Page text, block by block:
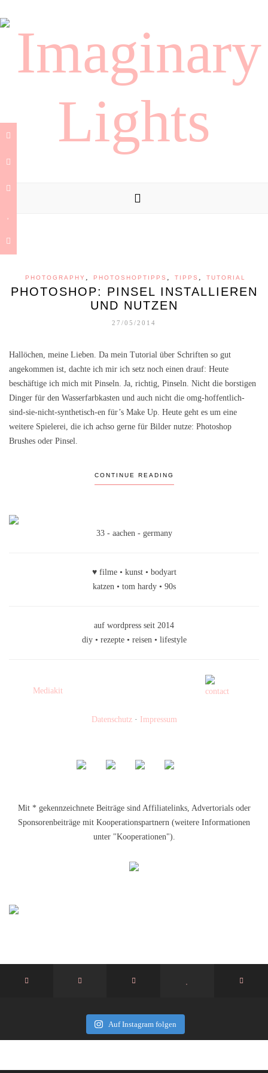
PHOTOGRAPHY , PHOTOSHOPTIPPS , TIPPS , TUTORIAL
PHOTOSHOP: PINSEL INSTALLIEREN
UND NUTZEN
27/05/2014
Hallöchen, meine Lieben. Da mein Tutorial über Schriften so gut
angekommen ist, dachte ich mir ich setz noch einen drauf: Heute
beschäftige ich mich mit Pinseln. Ja, richtig, Pinseln. Nicht die borstigen
Dinger für den Wasserfarbkasten und auch nicht die omg-hoffentlich-
sind-sie-nicht-synthetisch-en für’s Make Up. Heute geht es um eine
weitere Spielerei, die ich achso gerne für Bilder nutze: Photoshop
Brushes oder Pinsel.
CONTINUE READING
33 - aachen - germany
♥ filme • kunst • bodyart
katzen • tom hardy • 90s
auf wordpress seit 2014
diy • rezepte • reisen • lifestyle
Mediakit
Datenschutz· Impressum
Mit * gekennzeichnete Beiträge sind Affiliatelinks, Advertorials oder
Sponsorenbeiträge mit Kooperationspartnern (weitere Informationen
unter "Kooperationen").
Auf Instagram folgen